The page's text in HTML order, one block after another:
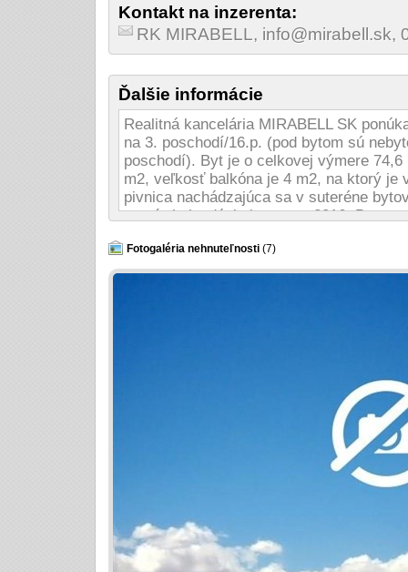
Kontakt na inzerenta:
RK MIRABELL, info@mirabell.sk,
Ďalšie informácie
Realitná kancelária MIRABELL SK
na 3. poschodí/16.p. (pod bytom sú
poschodí). Byt je o celkovej výmere
m2, veľkosť balkóna je 4 m2, na ktorý
pivnica nachádzajúca sa v suteréne
termín kolaudácie je marec 2016. Byt
bytom je možné prikúpiť si garážové
Termín kolaudácie - jar 2016. Projekt
umožňuje priame komunikačné
Bratislavy. V blízkosti domov sú k
Ceny bytov sú nastavené tak, aby
bývanie. Kúpna cena bytov sú vrátane
partnerom developera). Zabezpečíme
je vo vybraných bankách už
rezervačná zmluva. Kontakt: tel. č.
Fotogaléria nehnuteľnosti (7)